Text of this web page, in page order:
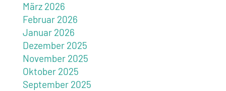
März 2026
Februar 2026
Januar 2026
Dezember 2025
November 2025
Oktober 2025
September 2025